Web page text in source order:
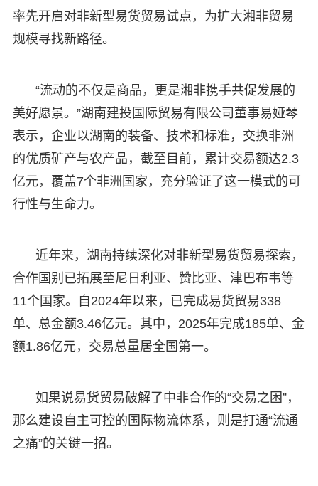
率先开启对非新型易货贸易试点，为扩大湘非贸易
规模寻找新路径。
“流动的不仅是商品，更是湘非携手共促发展的
美好愿景。”湖南建投国际贸易有限公司董事易娅琴
表示，企业以湖南的装备、技术和标准，交换非洲
的优质矿产与农产品，截至目前，累计交易额达2.3
亿元，覆盖7个非洲国家，充分验证了这一模式的可
行性与生命力。
近年来，湖南持续深化对非新型易货贸易探索，
合作国别已拓展至尼日利亚、赞比亚、津巴布韦等
11个国家。自2024年以来，已完成易货贸易338
单、总金额3.46亿元。其中，2025年完成185单、金
额1.86亿元，交易总量居全国第一。
如果说易货贸易破解了中非合作的“交易之困”，
那么建设自主可控的国际物流体系，则是打通“流通
之痛”的关键一招。